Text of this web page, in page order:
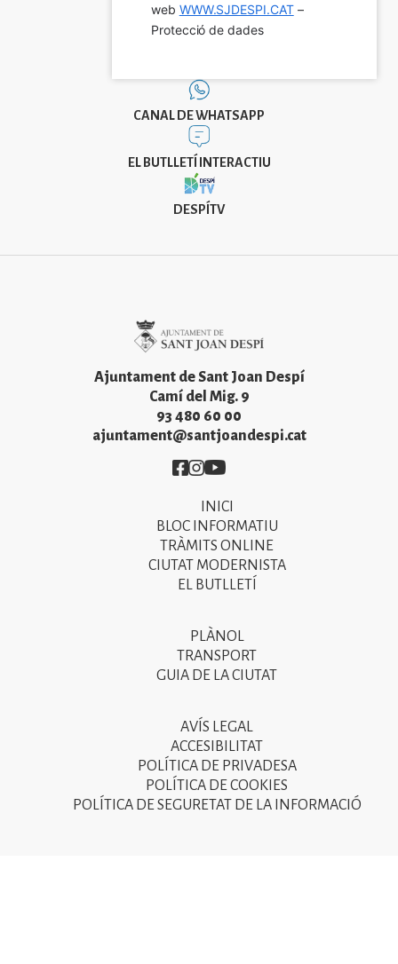
web WWW.SJDESPI.CAT –
Protecció de dades
CANAL DE WHATSAPP
EL BUTLLETÍ INTERACTIU
DESPÍTV
Ajuntament de Sant Joan Despí
Camí del Mig. 9
93 480 60 00
ajuntament@santjoandespi.cat
Imatge
Imatge
Imatge
INICI
BLOC INFORMATIU
TRÀMITS ONLINE
CIUTAT MODERNISTA
EL BUTLLETÍ
PLÀNOL
TRANSPORT
GUIA DE LA CIUTAT
AVÍS LEGAL
ACCESIBILITAT
POLÍTICA DE PRIVADESA
POLÍTICA DE COOKIES
POLÍTICA DE SEGURETAT DE LA INFORMACIÓ